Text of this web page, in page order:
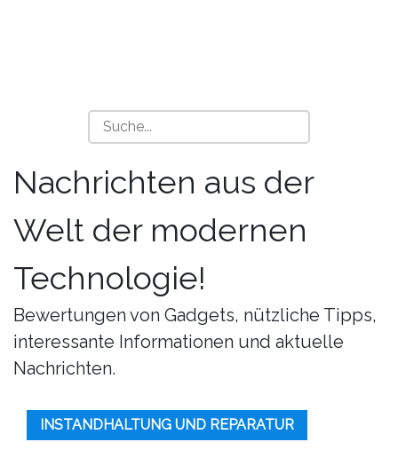
Nachrichten aus der
Welt der modernen
Technologie!
Bewertungen von Gadgets, nützliche Tipps,
interessante Informationen und aktuelle
Nachrichten.
INSTANDHALTUNG UND REPARATUR